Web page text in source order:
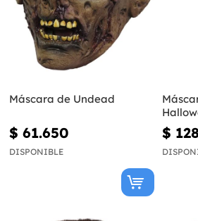
Máscara de Undead
$ 61.650
DISPONIBLE
$